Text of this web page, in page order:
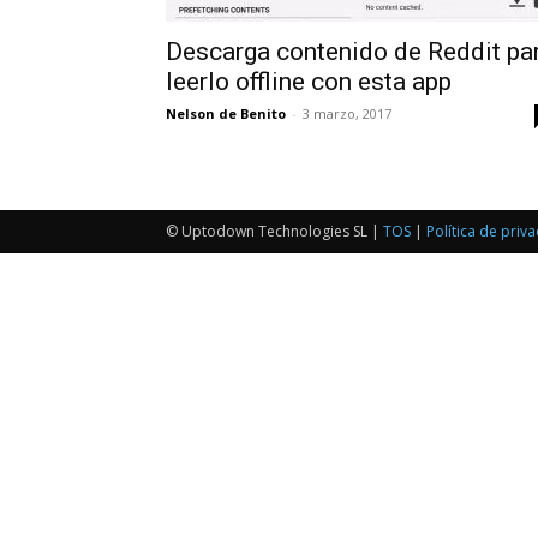
Descarga contenido de Reddit
leerlo offline con esta app
Nelson de Benito - 3 marzo, 2017
© Uptodown Technologies SL | TOS | Política de